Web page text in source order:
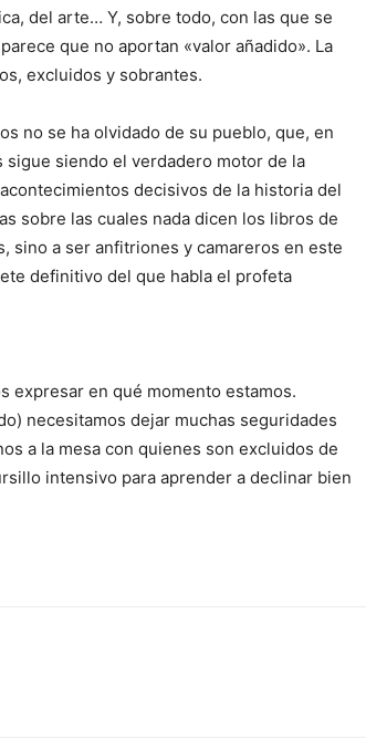
del arte… Y, sobre todo, con las que se
que no aportan «valor añadido». La
excluidos y sobrantes.
no se ha olvidado de su pueblo, que, en
siendo el verdadero motor de la
decisivos de la historia del
sobre las cuales nada dicen los libros de
sino a ser anfitriones y camareros en este
definitivo del que habla el profeta
expresar en qué momento estamos.
necesitamos dejar muchas seguridades
a la mesa con quienes son excluidos de
intensivo para aprender a declinar bien